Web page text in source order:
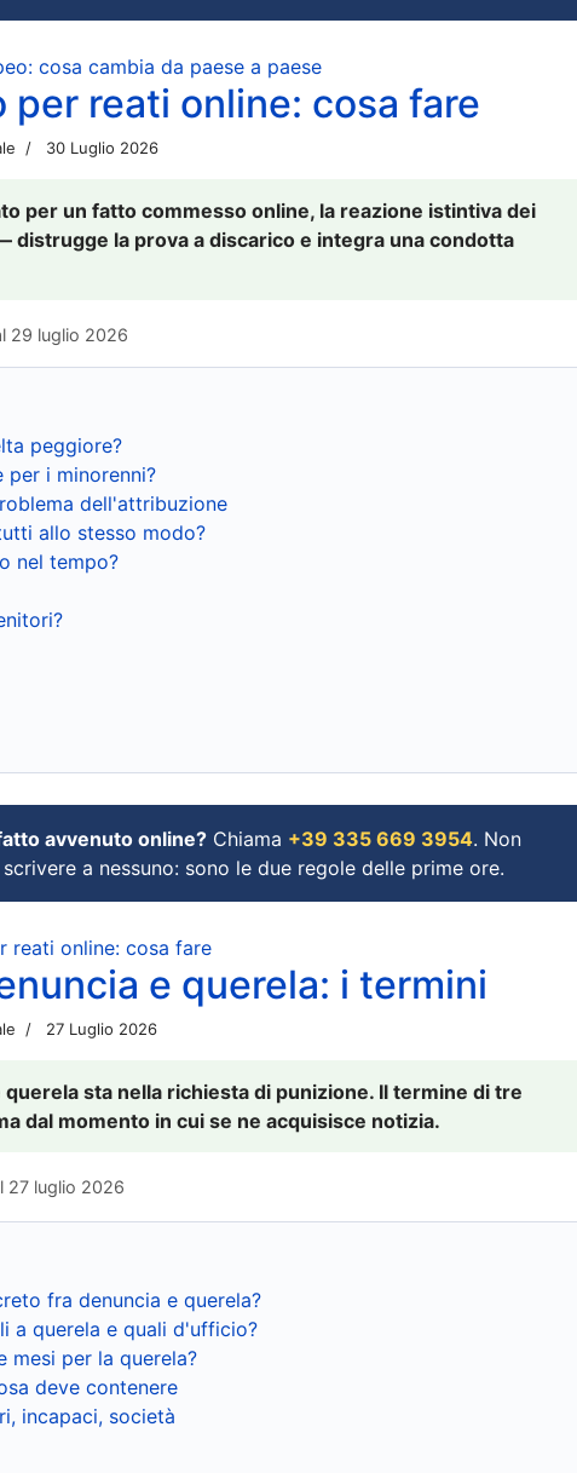
cosa cambia da paese a paese
per reati online: cosa fare
30 Luglio 2026
per un fatto commesso online, la reazione istintiva dei
la prova a discarico e integra una condotta
29 luglio 2026
peggiore?
per i minorenni?
dell'attribuzione
allo stesso modo?
nel tempo?
avvenuto online? Chiama +39 335 669 3954. Non
a nessuno: sono le due regole delle prime ore.
reati online: cosa fare
e querela: i termini
27 Luglio 2026
sta nella richiesta di punizione. Il termine di tre
dal momento in cui se ne acquisisce notizia.
27 luglio 2026
fra denuncia e querela?
a querela e quali d'ufficio?
mesi per la querela?
deve contenere
incapaci, società